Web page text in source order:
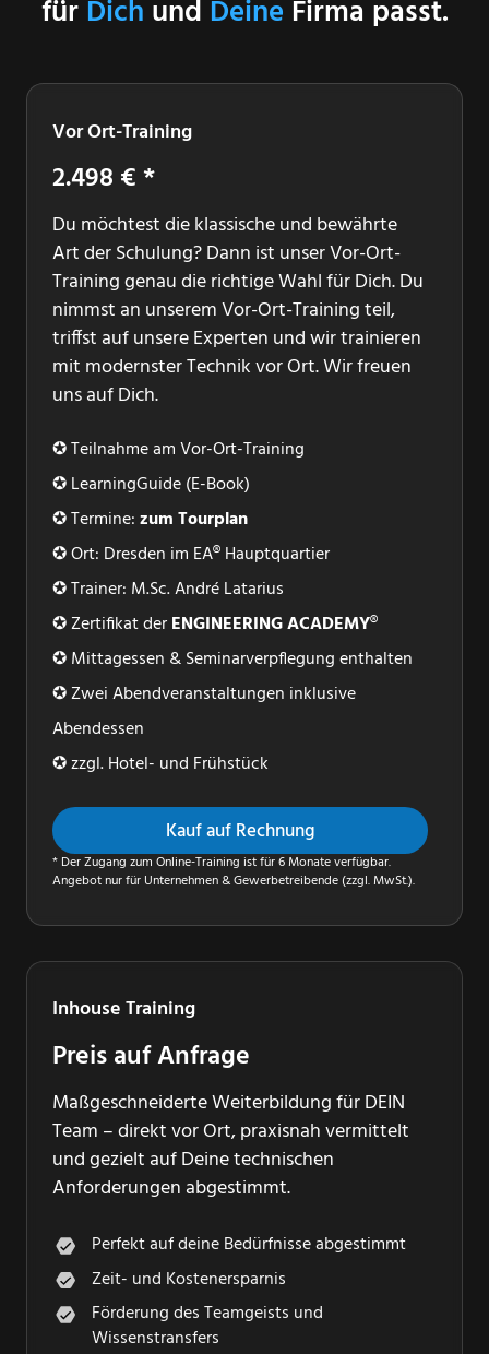
fürDich und Deine Firma passt.
Vor Ort-Training
2.498 € *
Du möchtest die klassische und bewährte
Art der Schulung? Dann ist unser Vor-Ort-
Training genau die richtige Wahl für Dich. Du
nimmst an unserem Vor-Ort-Training teil,
triffst auf unsere Experten und wir trainieren
mit modernster Technik vor Ort. Wir freuen
uns auf Dich.
✪ Teilnahme am Vor-Ort-Training
✪ LearningGuide (E-Book)
✪ Termine:zum Tourplan
✪ Ort: Dresden im EA® Hauptquartier
✪ Trainer: M.Sc. André Latarius
✪ Zertifikat derENGINEERINGACADEMY®
✪ Mittagessen & Seminarverpflegung enthalten
✪ Zwei Abendveranstaltungen inklusive
Abendessen
✪ zzgl. Hotel- und Frühstück
BELIEBT Kauf auf Rechnung
* Der Zugang zum Online-Training ist für 6 Monate verfügbar.
Angebot nur für Unternehmen & Gewerbetreibende (zzgl. MwSt.).
Inhouse Training
Preis auf Anfrage
Maßgeschneiderte Weiterbildung für DEIN
Team – direkt vor Ort, praxisnah vermittelt
und gezielt auf Deine technischen
Anforderungen abgestimmt.
Perfekt auf deine Bedürfnisse abgestimmt
Zeit- und Kostenersparnis
Förderung des Teamgeists und
Wissenstransfers